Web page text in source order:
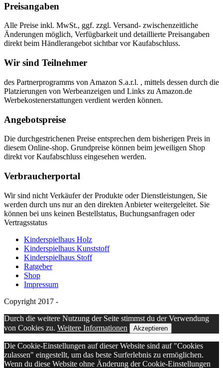
Preisangaben
Alle Preise inkl. MwSt., ggf. zzgl. Versand- zwischenzeitliche
Änderungen möglich, Verfügbarkeit und detaillierte Preisangaben
direkt beim Händlerangebot sichtbar vor Kaufabschluss.
Wir sind Teilnehmer
des Partnerprogramms von Amazon S.a.r.l. , mittels dessen durch die
Platzierungen von Werbeanzeigen und Links zu Amazon.de
Werbekostenerstattungen verdient werden können.
Angebotspreise
Die durchgestrichenen Preise entsprechen dem bisherigen Preis in
diesem Online-shop. Grundpreise können beim jeweiligen Shop
direkt vor Kaufabschluss eingesehen werden.
Verbraucherportal
Wir sind nicht Verkäufer der Produkte oder Dienstleistungen, Sie
werden durch uns nur an den direkten Anbieter weitergeleitet. Sie
können bei uns keinen Bestellstatus, Buchungsanfragen oder
Vertragsstatus
Kinderspielhaus Holz
Kinderspielhaus Kunststoff
Kinderspielhaus Stoff
Ratgeber
Shop
Impressum
Copyright 2017 -
Durch die weitere Nutzung der Seite stimmst du der Verwendung
von Cookies zu. Weitere Informationen Akzeptieren
Die Cookie-Einstellungen auf dieser Website sind auf "Cookies
zulassen" eingestellt, um das beste Surferlebnis zu ermöglichen.
Wenn du diese Website ohne Änderung der Cookie-Einstellungen